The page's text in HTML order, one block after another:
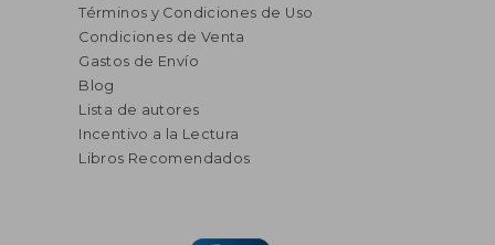
Términos y Condiciones de Uso
Condiciones de Venta
Gastos de Envío
Blog
Lista de autores
Incentivo a la Lectura
Libros Recomendados